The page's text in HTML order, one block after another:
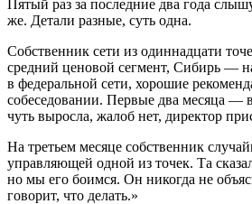
Пятый раз за последние два года
же. Детали разные, суть одна.
Собственник сети из одиннадцати
средний ценовой сегмент, Сибирь —
в федеральной сети, хорошие
собеседовании. Первые два месяца —
чуть выросла, жалоб нет, директор
На третьем месяце собственник
управляющей одной из точек. Та
но мы его боимся. Он никогда не
говорит, что делать.»